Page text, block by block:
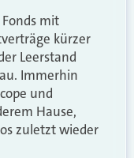
mit
kürzer
Leerstand
Immerhin
und
Hause,
zuletzt wieder